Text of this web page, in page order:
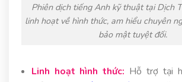
Phiên dịch tiếng Anh kỹ thuật tại Dịch
linh hoạt về hình thức, am hiểu chuyên
bảo mật tuyệt đối.
Linh hoạt hình thức: Hỗ trợ tại